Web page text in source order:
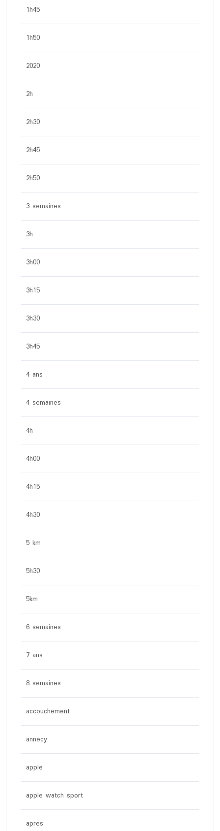
1h45
1h50
2020
2h
2h30
2h45
2h50
3 semaines
3h
3h00
3h15
3h30
3h45
4 ans
4 semaines
4h
4h00
4h15
4h30
5 km
5h30
5km
6 semaines
7 ans
8 semaines
accouchement
annecy
apple
apple watch sport
apres